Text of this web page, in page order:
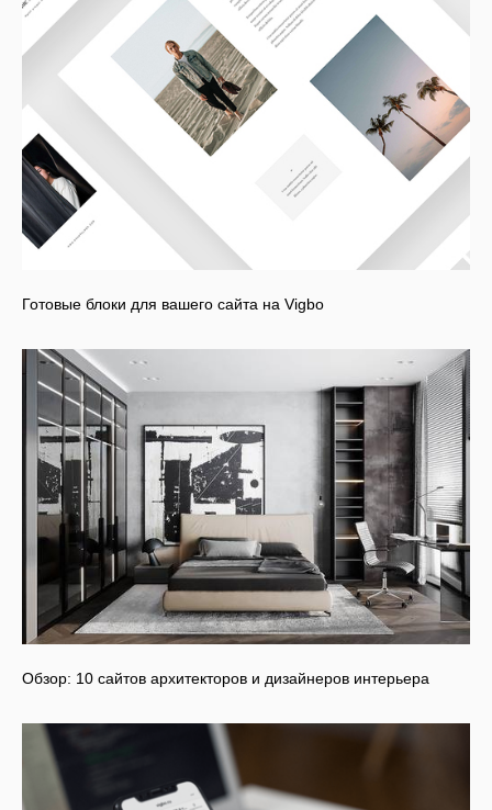
Готовые блоки для вашего сайта на Vigbo
Обзор: 10 сайтов архитекторов и дизайнеров интерьера